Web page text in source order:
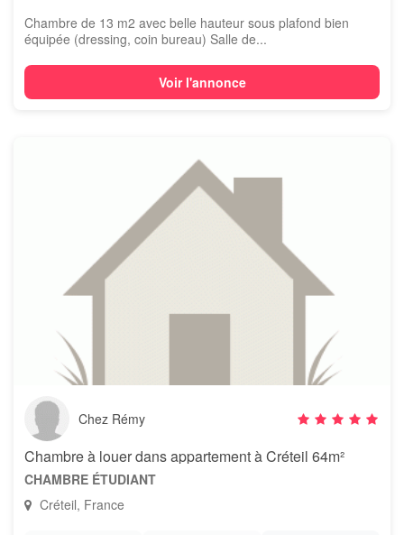
Chambre de 13 m2 avec belle hauteur sous plafond bien
équipée (dressing, coin bureau) Salle de...
Voir l'annonce
Chez Rémy
Chambre à louer dans appartement à Créteil 64m²
CHAMBRE ÉTUDIANT
Créteil, France